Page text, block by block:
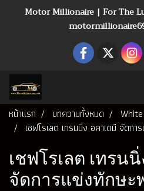
Motor Millionaire | For The
หน้าแรก บทความทั้งหมด
เชฟโรเลต เทรนนิ่ง อคาเดมี จัดกา
เชฟโรเลต เทรน
จัดการแข่งทักษะ